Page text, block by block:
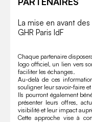
GHR Paris IdF
logo officiel, un lien vers
faciliter les échanges.
Au-delà de ces
souligner leur savoir-faire
Ils pourront également
présenter leurs offres,
visibilité et leur impact
Cette approche vise à
reconnaissance mutuelle et